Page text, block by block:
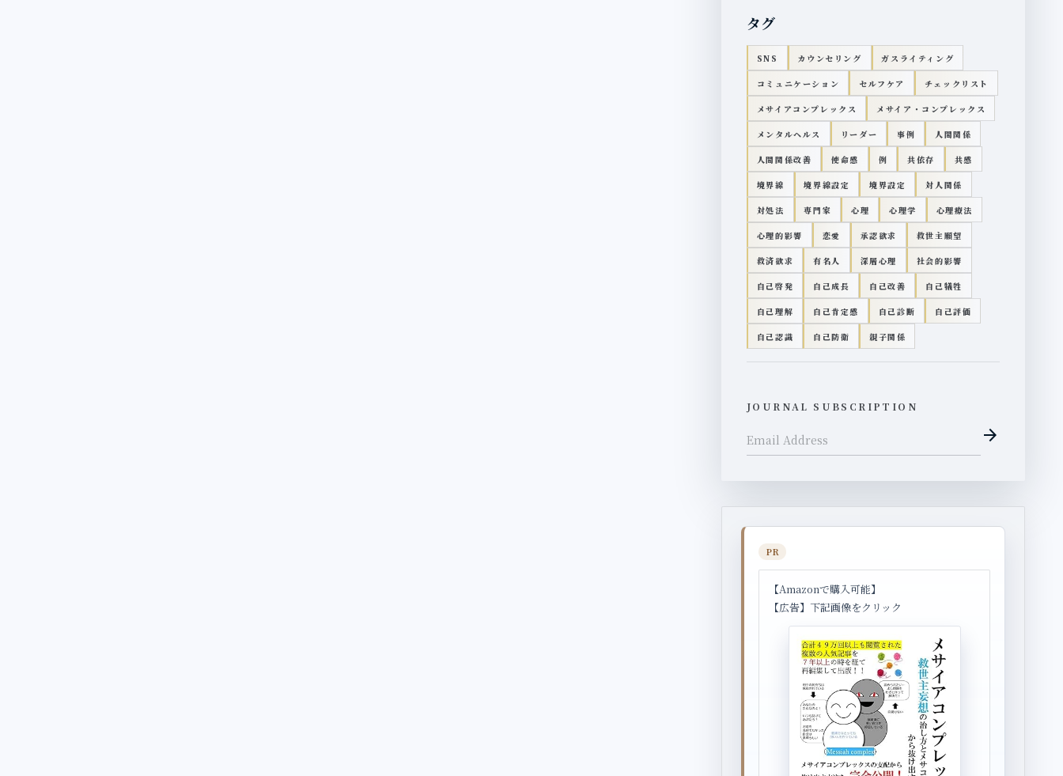
タグ
SNS カウンセリング ガスライティング
コミュニケーション セルフケア チェックリスト
メサイアコンプレックス メサイア・コンプレックス
メンタルヘルス リーダー 事例 人間関係
人間関係改善 使命感 例 共依存 共感
境界線 境界線設定 境界設定 対人関係
対処法 専門家 心理 心理学 心理療法
心理的影響 恋愛 承認欲求 救世主願望
救済欲求 有名人 深層心理 社会的影響
自己啓発 自己成長 自己改善 自己犠牲
自己理解 自己肯定感 自己診断 自己評価
自己認識 自己防衛 親子関係
JOURNAL SUBSCRIPTION
arrow_forward
PR
【Amazonで購入可能】
【広告】下記画像をクリック